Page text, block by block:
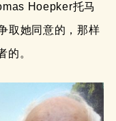
Hoepker托马
取她同意的，那样
的。